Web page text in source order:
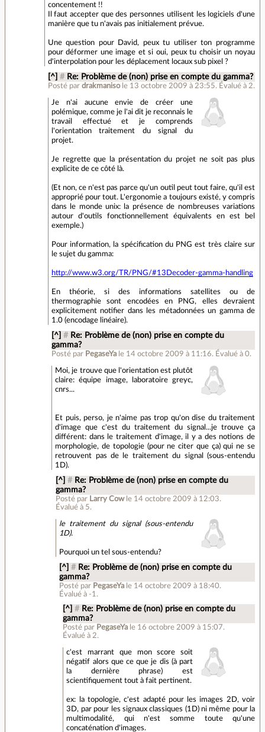
concentement !!
Il faut accepter que des personnes utilisent les logiciels d'une
manière que tu n'avais pas initialement prévue.
Une question pour David, peux tu utiliser ton programme
pour déformer une image et si oui, peux tu choisir un noyau
d'interpolation pour les déplacement locaux sub pixel ?
[^] # Re: Problème de (non) prise en compte du gamma?
Posté par drakmaniso le 13 octobre 2009 à 23:55. Évalué à 2.
Je n'ai aucune envie de créer une
polémique, comme je l'ai dit je reconnais le
travail effectué et je comprends
l'orientation traitement du signal du
projet.
Je regrette que la présentation du projet ne soit pas plus
explicite de ce côté là.
(Et non, ce n'est pas parce qu'un outil peut tout faire, qu'il est
approprié pour tout. L'ergonomie a toujours existé, y compris
dans le monde unix: la présence de nombreuses variations
autour d'outils fonctionnellement équivalents en est bel
exemple.)
Pour information, la spécification du PNG est très claire sur
le sujet du gamma:
http://www.w3.org/TR/PNG/#13Decoder-gamma-handling
En théorie, si des informations satellites ou de
thermographie sont encodées en PNG, elles devraient
explicitement notifier dans les métadonnées un gamma de
1.0 (encodage linéaire).
[^] # Re: Problème de (non) prise en compte du
gamma?
Posté par PegaseYa le 14 octobre 2009 à 11:16. Évalué à0.
Moi, je trouve que l'orientation est plutôt
claire: équipe image, laboratoire greyc,
cnrs...
Et puis, perso, je n'aime pas trop qu'on dise du traitement
d'image que c'est du traitement du signal...je trouve ça
différent: dans le traitement d'image, il y a des notions de
morphologie, de topologie (pour ne citer que ça) qui ne se
retrouvent pas de le traitement du signal (sous-entendu
1D).
[^] # Re: Problème de (non) prise en compte du
gamma?
Posté par Larry Cow le 14 octobre 2009 à 12:03.
Évalué à 5.
le traitement du signal (sous-entendu
1D).
Pourquoi un tel sous-entendu?
[^] # Re: Problème de (non) prise en compte du
gamma?
Posté par PegaseYa le 14 octobre 2009 à 18:40.
Évalué à -1 .
[^] # Re: Problème de (non) prise en compte du
gamma?
Posté par PegaseYa le 16 octobre 2009 à 15:07.
Évalué à 2.
c'est marrant que mon score soit
négatif alors que ce que je dis (à part
la dernière phrase) est
scientifiquement tout à fait pertinent.
ex: la topologie, c'est adapté pour les images 2D, voir
3D, par pour les signaux classiques (1D) ni même pour la
multimodalité, qui n'est somme toute qu'une
concaténation d'images.